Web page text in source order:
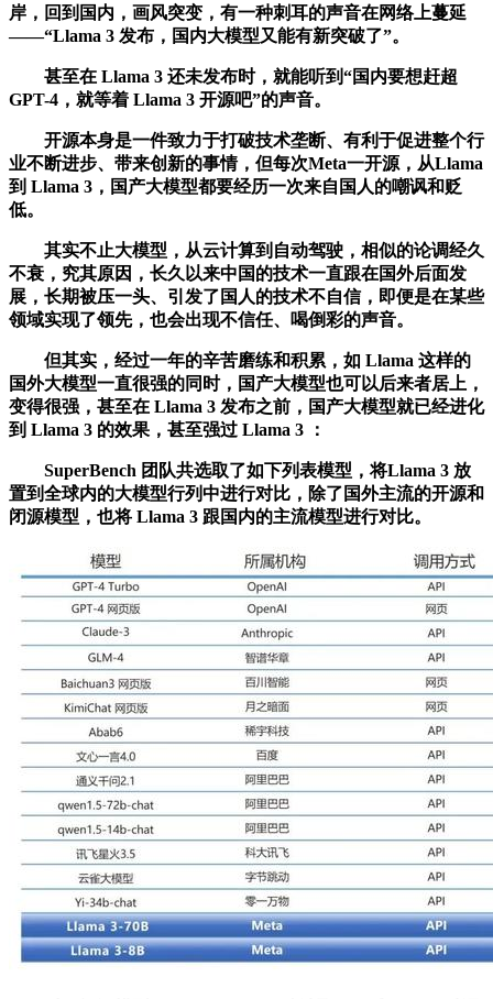
岸，回到国内，画风突变，有一种刺耳的声音在网络上蔓延
——“Llama 3 发布，国内大模型又能有新突破了”。
甚至在 Llama 3 还未发布时，就能听到“国内要想赶超
GPT-4，就等着 Llama 3 开源吧”的声音。
开源本身是一件致力于打破技术垄断、有利于促进整个行
业不断进步、带来创新的事情，但每次Meta一开源，从Llama
到 Llama 3，国产大模型都要经历一次来自国人的嘲讽和贬
低。
其实不止大模型，从云计算到自动驾驶，相似的论调经久
不衰，究其原因，长久以来中国的技术一直跟在国外后面发
展，长期被压一头、引发了国人的技术不自信，即便是在某些
领域实现了领先，也会出现不信任、喝倒彩的声音。
但其实，经过一年的辛苦磨练和积累，如 Llama 这样的
国外大模型一直很强的同时，国产大模型也可以后来者居上，
变得很强，甚至在 Llama 3 发布之前，国产大模型就已经进化
到 Llama 3 的效果，甚至强过 Llama 3 ：
SuperBench 团队共选取了如下列表模型，将Llama 3 放
置到全球内的大模型行列中进行对比，除了国外主流的开源和
闭源模型，也将 Llama 3 跟国内的主流模型进行对比。